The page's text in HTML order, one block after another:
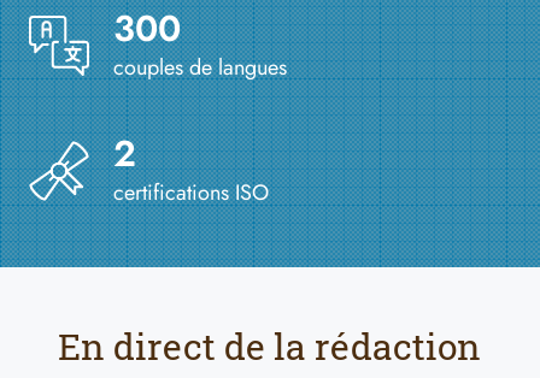
300
couples de langues
2
certifications ISO
En direct de la rédaction